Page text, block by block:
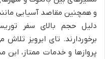
و همچنین مقاصد آسیایی
دلیل حجم بالای سفر
برخوردارند. تای ایرویز
پروازها و خدمات ممتاز، این